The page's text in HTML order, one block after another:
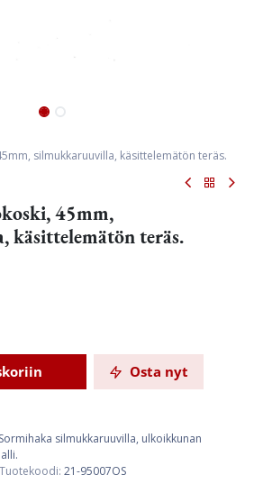
silmukkaruuvilla, käsittelemätön teräs.
45mm,
käsittelemätön teräs.
Osta nyt
Sormihaka silmukkaruuvilla, ulkoikkunan
Tuotekoodi: 21-95007OS